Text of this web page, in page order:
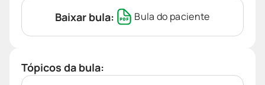
Baixar bula: Bula do paciente
Tópicos da bula: